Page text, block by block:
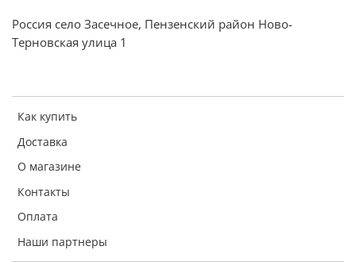
Как купить
Доставка
О магазине
Контакты
Оплата
Наши партнеры
Россия село Засечное, Пензенский район Ново-
Терновская улица 1